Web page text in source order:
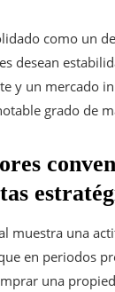
como un
desean
y un mercado
grado de
muestra una
en periodos
una